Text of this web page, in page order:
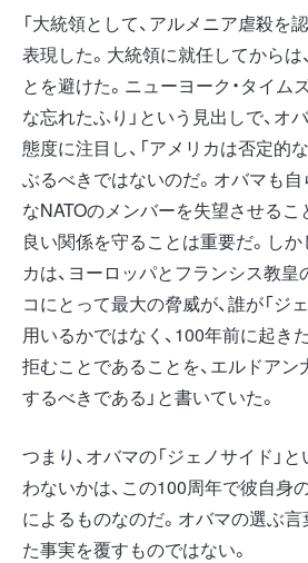
「大統領として、アルメニア虐殺を
表現した。大統領に就任してからは
とを避けた。ニューヨーク・タイム
な忘れたふり」という見出しで、オ
態度に注目し、「アメリカは否定的
ぶるべきではないのだ。オバマも自
なNATOのメンバーを失望させるこ
良い関係を守ることは重要だ。しか
カは、ヨーロッパとフランシス教皇
コにとって最大の脅威が、誰が「ジ
用いるかではなく、100年前に起き
拒むことであることを、エルドア
するべきである」と書いていた。
つまり、オバマの「ジェノサイド」
わないかは、この100周年で彼自身
によるものなのだ。オバマの選ぶ言
た事実を覆すものではない。